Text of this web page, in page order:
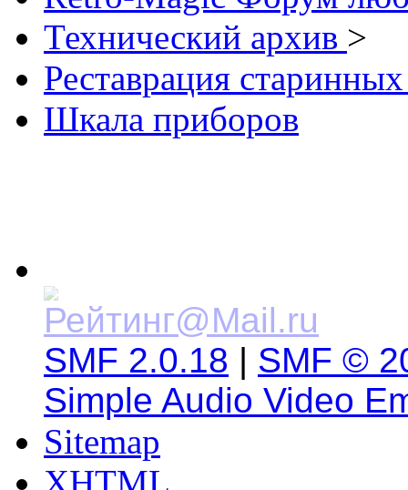
Технический архив >
Реставрация
Шкала приборов
SMF 2.0.18 | SMF ©
Simple Audio Video
Sitemap
XHTML